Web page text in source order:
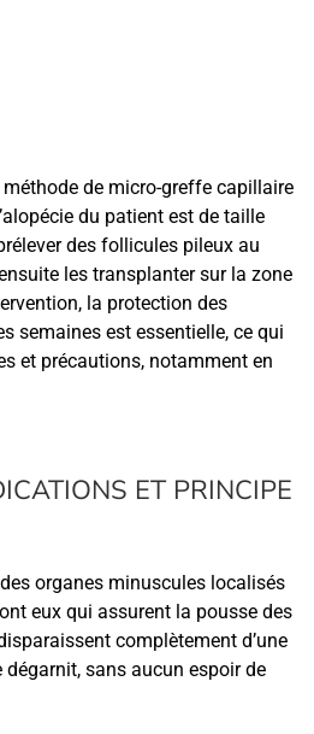
de micro-greffe capillaire
du patient est de taille
des follicules pileux au
les transplanter sur la zone
la protection des
semaines est essentielle, ce qui
et précautions, notamment en
ET PRINCIPE
organes minuscules localisés
eux qui assurent la pousse des
complètement d’une
dégarnit, sans aucun espoir de